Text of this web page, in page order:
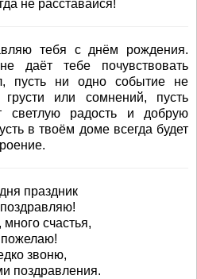
не расставайся!
тебя с днём рождения.
даёт тебе почувствовать
пусть ни одно событие не
или сомнений, пусть
светлую радость и добрую
в твоём доме всегда будет
праздник
счастья,
звоню,
поздравления.